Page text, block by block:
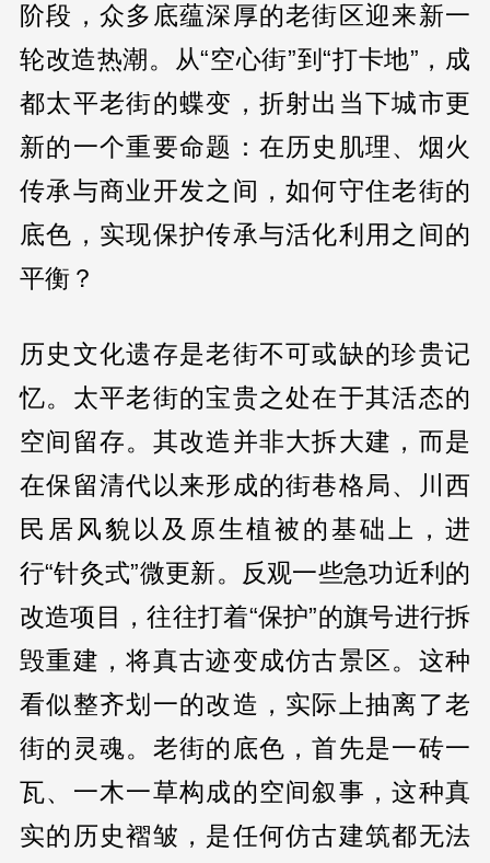
阶段，众多底蕴深厚的老街区迎来新一
轮改造热潮。从“空心街”到“打卡地”，成
都太平老街的蝶变，折射出当下城市更
新的一个重要命题：在历史肌理、烟火
传承与商业开发之间，如何守住老街的
底色，实现保护传承与活化利用之间的
平衡？
历史文化遗存是老街不可或缺的珍贵记
忆。太平老街的宝贵之处在于其活态的
空间留存。其改造并非大拆大建，而是
在保留清代以来形成的街巷格局、川西
民居风貌以及原生植被的基础上，进
行“针灸式”微更新。反观一些急功近利的
改造项目，往往打着“保护”的旗号进行拆
毁重建，将真古迹变成仿古景区。这种
看似整齐划一的改造，实际上抽离了老
街的灵魂。老街的底色，首先是一砖一
瓦、一木一草构成的空间叙事，这种真
实的历史褶皱，是任何仿古建筑都无法